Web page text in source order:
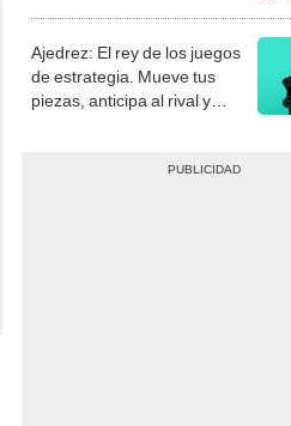
Ajedrez: El rey de los juegos
de estrategia. Mueve tus
piezas, anticipa al rival y